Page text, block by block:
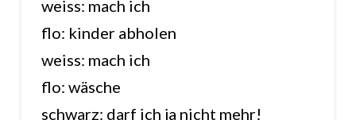
weiss: mach ich
flo: kinder abholen
weiss: mach ich
flo: wäsche
schwarz: darf ich ja nicht mehr!